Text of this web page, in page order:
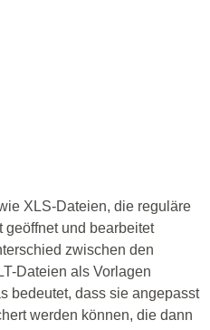
XLS-Dateien, die reguläre
geöffnet und bearbeitet
zwischen den
Dateien als Vorlagen
bedeutet, dass sie angepasst
werden können, die dann